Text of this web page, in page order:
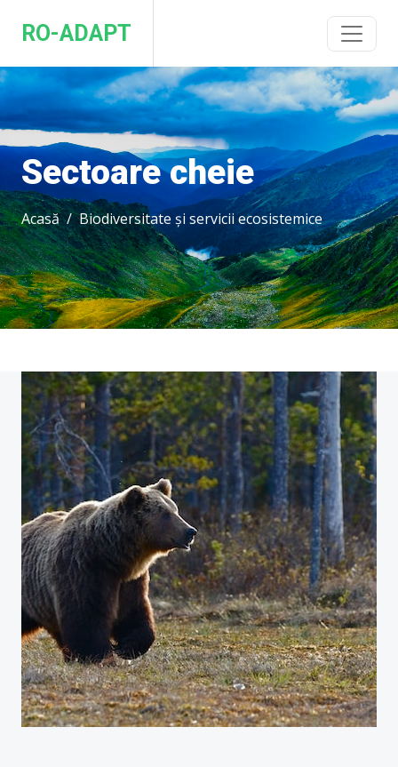
RO-ADAPT
Sectoare cheie
Acasă Biodiversitate și servicii ecosistemice